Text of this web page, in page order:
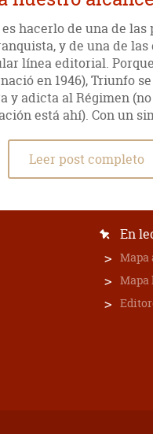
hacerlo de una de
y de una de
línea editorial.
en 1946), Triunfo
y adicta al Régimen
está ahí). Con un
Leer post completo
En
Mapa
Mapa